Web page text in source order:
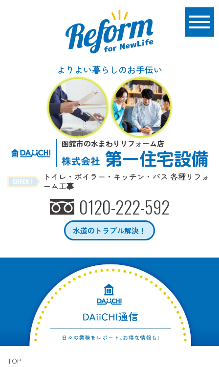
よりよい暮らしのお手伝い
函館市の水まわりリフォーム店
トイレ・ボイラー・キッチン・バス 各種リフォ
ーム工事
0120-222-592
水道のトラブル解決！
TOP